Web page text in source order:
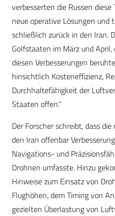
verbesserten die Russen
neue operative Lösungen und
schließlich zurück in den Iran.
Golfstaaten im März und
diesen Verbesserungen
hinsichtlich Kosteneffizienz,
Durchhaltefähigkeit der
Staaten offen.“
Der Forscher schreibt, dass
den Iran offenbar
Navigations- und
Drohnen umfasste. Hinzu
Hinweise zum Einsatz von
Flughöhen, dem Timing von
gezielten Überlastung von